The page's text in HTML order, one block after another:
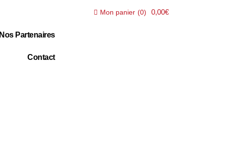
Nos Partenaires
Contact
Mon panier (0) 0,00€